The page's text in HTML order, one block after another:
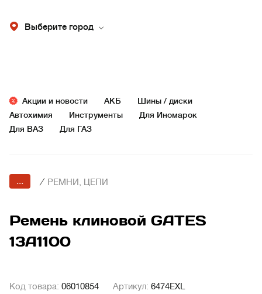
Выберите город
Акции и новости АКБ
Шины / диски
Автохимия
Инструменты
Для Иномарок
Для ВАЗ
Для ГАЗ
... / РЕМНИ, ЦЕПИ
Ремень клиновой GATES
13A1100
Код товара: 06010854 Артикул: 6474EXL